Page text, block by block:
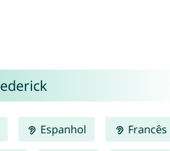
Espanhol Francês